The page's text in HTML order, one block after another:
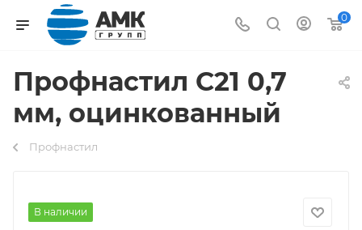
0
Профнастил С21 0,7
мм, оцинкованный
Профнастил
В наличии